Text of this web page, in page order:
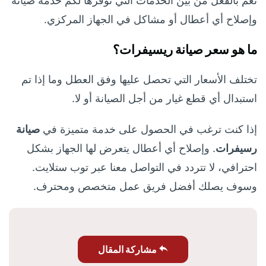
وإصلاح أي أعطال أو مشاكل في الجهاز المركزي.
ما هو سعر صيانة ريسيفرات؟
تختلف الأسعار التي تحصل عليها وفق العطل وما إذا تم
استبدال أي قطع غيار من أجل الصيانة أو لا.
إذا كنت ترغب في الحصول على خدمة متميزة في صيانة
رسيفرات. وإصلاح أي أعطال يتعرض لها الجهاز بشكل
احترافي، لا تتردد في التواصل معنا عبر توب ستلايت.
وسوف يصلك أفضل فريق عمل متخصص ومحترف.
مشاركة المقال